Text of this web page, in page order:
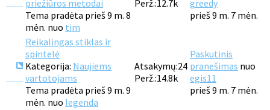
priežiūros metodai
Tema pradėta prieš 9 m. 8
mėn. nuo tim
Perž.:12.7k
greedy
prieš 9 m. 7 mėn.
Reikalingas stiklas ir
spintelė
Kategorija: Naujiems
vartotojams
Tema pradėta prieš 9 m. 9
mėn. nuo legenda
Atsakymų:24
Perž.:14.8k
Paskutinis
pranešimas nuo
egis11
prieš 9 m. 7 mėn.